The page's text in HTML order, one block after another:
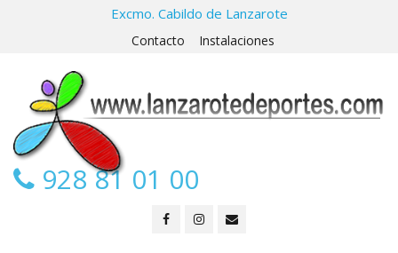
Excmo. Cabildo de Lanzarote
Contacto Instalaciones
928 81 01 00